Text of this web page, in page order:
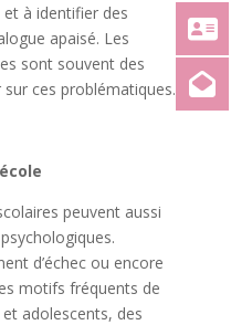
à identifier des
apaisé. Les
sont souvent des
ces problématiques.
peuvent aussi
d’échec ou encore
motifs fréquents de
adolescents, des